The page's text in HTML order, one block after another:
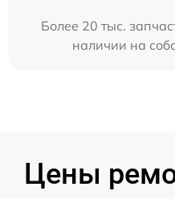
Более 20 тыс.
наличии на
Цены